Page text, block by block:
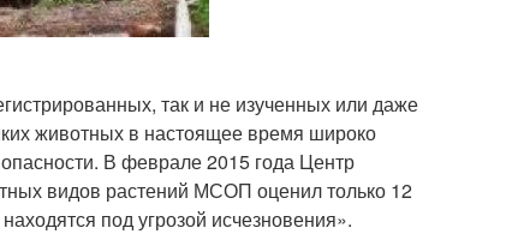
так и не изученных или даже
животных в настоящее время широко
В феврале 2015 года Центр
видов растений МСОП оценил только 12
под угрозой исчезновения».